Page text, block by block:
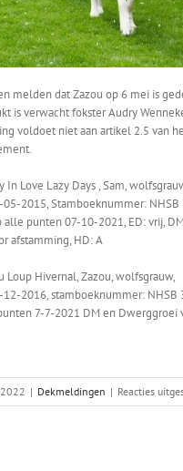
melden dat Zazou op 6 mei is
is verwacht fokster Audry
voldoet niet aan artikel 2.5 van
In Love Lazy Days , Sam,
2015, Stamboeknummer: NHSB
alle punten 07-10-2021, ED: vrij,
afstamming, HD: A
Loup Hivernal, Zazou, wolfsgrauw,
2016, stamboeknummer: NHSB
7-7-2021 DM en Dwerggroei
| Dekmeldingen | Reacties